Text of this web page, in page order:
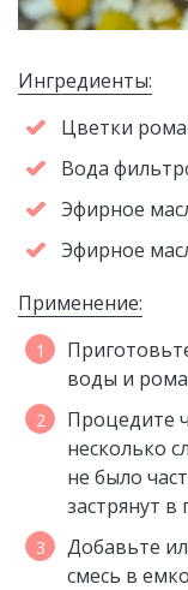
Ингредиенты:
Цветки
Вода
Эфирное
Эфирное
Применение:
воды и
Процедите
несколько
не было
застрянут в
Добавьте
смесь в